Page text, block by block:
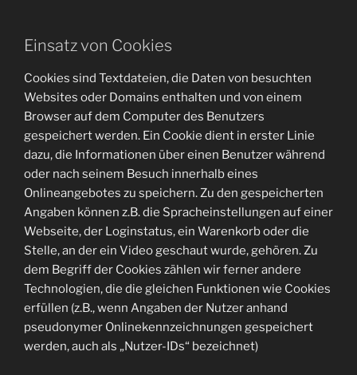
Einsatz von Cookies
Cookies sind Textdateien, die Daten von besuchten
Websites oder Domains enthalten und von einem
Browser auf dem Computer des Benutzers
gespeichert werden. Ein Cookie dient in erster Linie
dazu, die Informationen über einen Benutzer während
oder nach seinem Besuch innerhalb eines
Onlineangebotes zu speichern. Zu den gespeicherten
Angaben können z.B. die Spracheinstellungen auf einer
Webseite, der Loginstatus, ein Warenkorb oder die
Stelle, an der ein Video geschaut wurde, gehören. Zu
dem Begriff der Cookies zählen wir ferner andere
Technologien, die die gleichen Funktionen wie Cookies
erfüllen (z.B., wenn Angaben der Nutzer anhand
pseudonymer Onlinekennzeichnungen gespeichert
werden, auch als „Nutzer-IDs“ bezeichnet)